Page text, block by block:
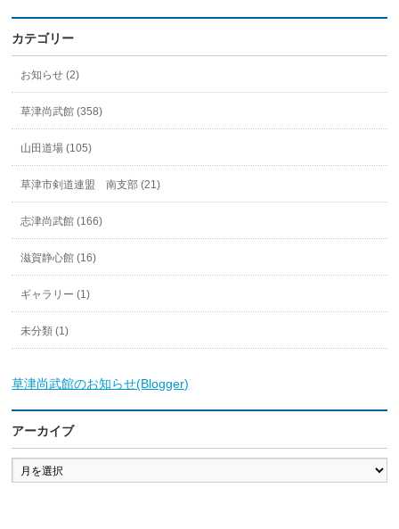
カテゴリー
お知らせ (2)
草津尚武館 (358)
山田道場 (105)
草津市剣道連盟 南支部 (21)
志津尚武館 (166)
滋賀静心館 (16)
ギャラリー (1)
未分類 (1)
草津尚武館のお知らせ(Blogger)
アーカイブ
ア
ー